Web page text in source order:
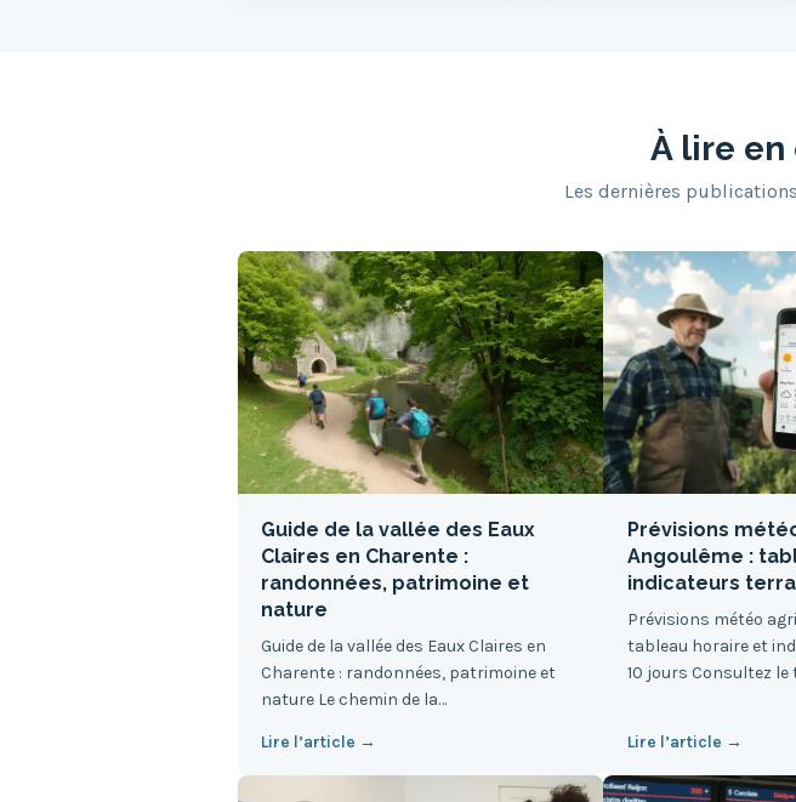
À lire
Les dernières
Guide de la vallée des Eaux
Claires en Charente :
randonnées, patrimoine et
nature
Guide de la vallée des Eaux Claires en
Charente : randonnées, patrimoine et
nature Le chemin de la…
Lire l’article →
Prévisions
Angoulême :
indicateurs
Prévisions météo
tableau horaire et
10 jours Consultez
Lire l’article →